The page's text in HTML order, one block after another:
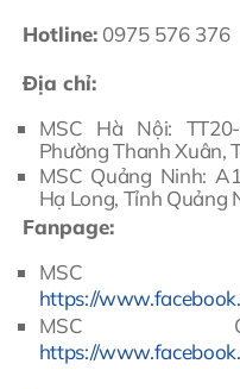
Hotline: 0975 576 376
Địa chỉ:
MSC Hà Nội:
Phường Thanh Xuân,
MSC Quảng Ninh:
Hạ Long, Tỉnh Quảng
Fanpage:
MSC
https://
MSC
https://